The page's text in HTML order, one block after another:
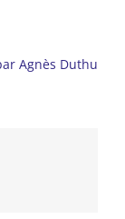
Agnès Duthu